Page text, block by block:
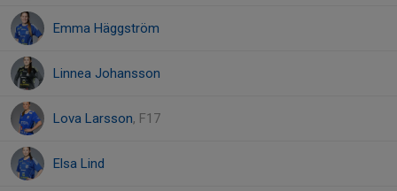
Emma Häggström
Linnea Johansson
Lova Larsson, F17
Elsa Lind